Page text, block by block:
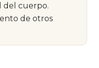
del cuerpo.
de otros